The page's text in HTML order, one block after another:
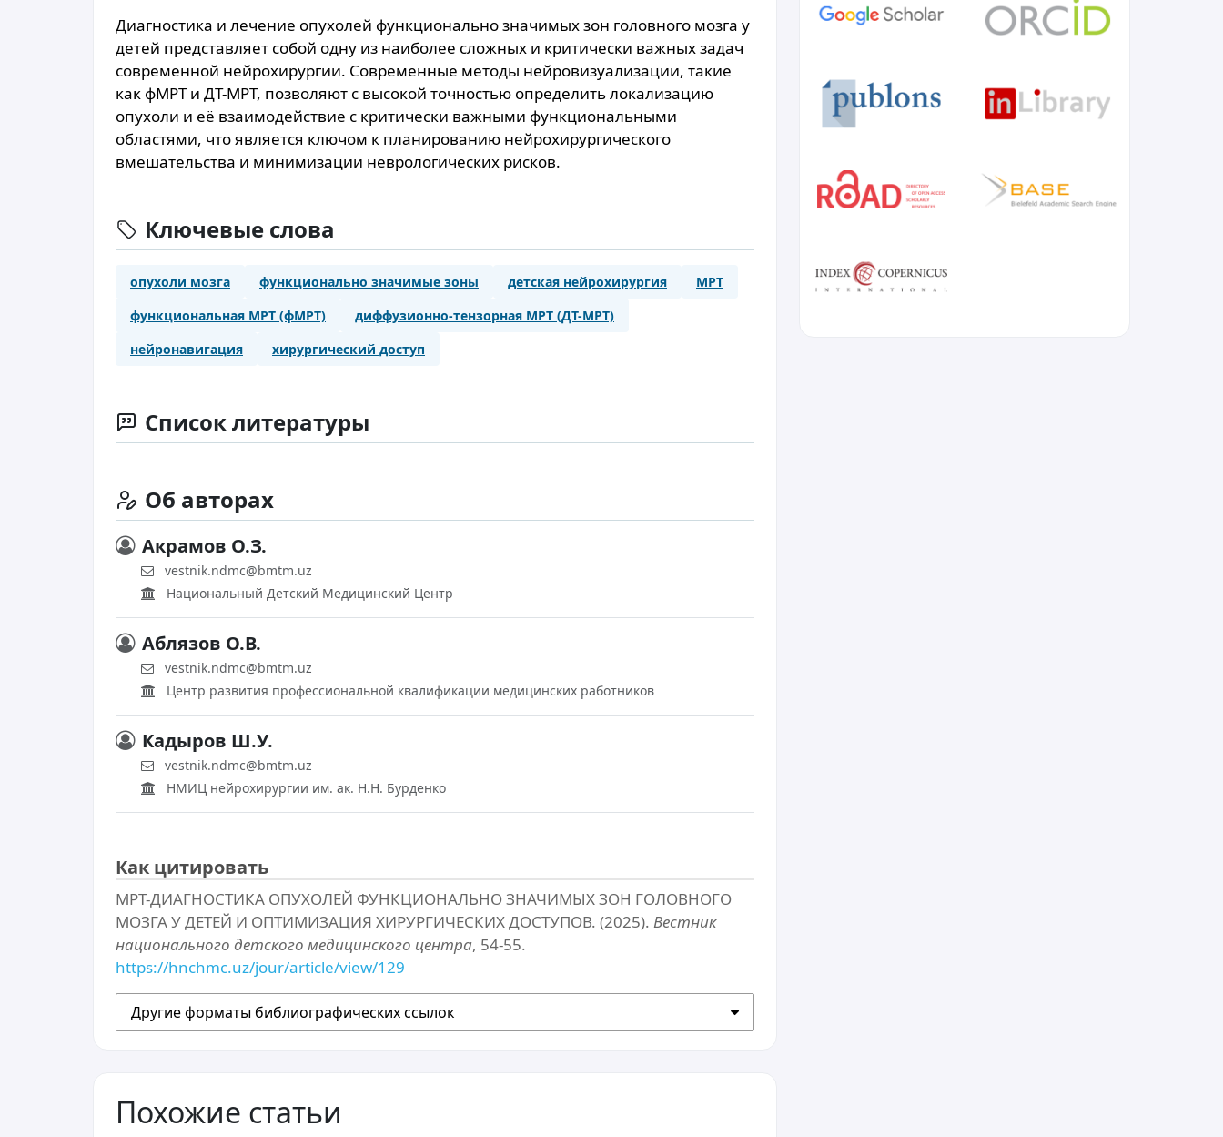
Диагностика и лечение опухолей функционально значимых зон головного мозга у
детей представляет собой одну из наиболее сложных и критически важных задач
современной нейрохирургии. Современные методы нейровизуализации, такие
как фМРТ и ДТ-МРТ, позволяют с высокой точностью определить локализацию
опухоли и её взаимодействие с критически важными функциональными
областями, что является ключом к планированию нейрохирургического
вмешательства и минимизации неврологических рисков.
Ключевые слова
опухоли мозга функционально значимые зоны детская нейрохирургия
МРТ
функциональная МРТ (фМРТ)
диффузионно-тензорная МРТ (ДТ-МРТ)
нейронавигация
хирургический доступ
Список литературы
Об авторах
Акрамов О.З.
vestnik.ndmc@bmtm.uz
Национальный Детский Медицинский Центр
Аблязов О.В.
vestnik.ndmc@bmtm.uz
Центр развития профессиональной квалификации медицинских работников
Кадыров Ш.У.
vestnik.ndmc@bmtm.uz
НМИЦ нейрохирургии им. ак. Н.Н. Бурденко
Как цитировать
МРТ-ДИАГНОСТИКА ОПУХОЛЕЙ ФУНКЦИОНАЛЬНО ЗНАЧИМЫХ ЗОН ГОЛОВНОГО
МОЗГА У ДЕТЕЙ И ОПТИМИЗАЦИЯ ХИРУРГИЧЕСКИХ ДОСТУПОВ. (2025). Вестник
национального детского медицинского центра, 54-55.
https://hnchmc.uz/jour/article/view/129
Другие форматы библиографических ссылок
Похожие статьи